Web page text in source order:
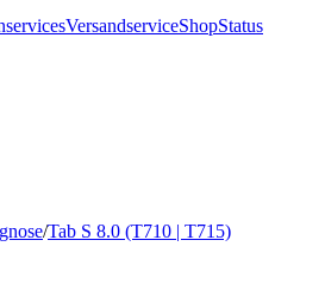
VersandserviceShopStatus
/Tab S 8.0 (T710 | T715)